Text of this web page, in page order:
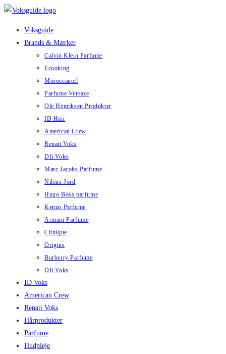
Skip
Voksguide
Brands & Mærker
Calvin Klein Parfume
Ecooking
Moroccanoil
Parfume Versace
Ole Henriksen Produkter
ID Hair
American Crew
Renati Voks
Dfi Voks
Marc Jacobs Parfume
Nilens Jord
Hugo Boss parfume
Kenzo Parfume
Armani Parfume
Clinique
Origins
Burberry Parfume
Dfi Voks
ID Voks
American Crew
Renati Voks
Hårprodukter
Parfume
Hudpleje